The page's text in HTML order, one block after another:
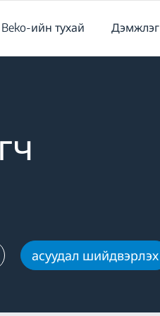
Beko-ийн тухай Дэмжлэг
асуудал шийдвэрлэх